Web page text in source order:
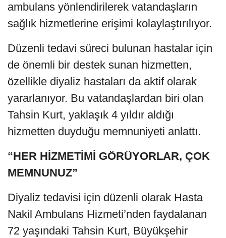
ambulans yönlendirilerek vatandaşların
sağlık hizmetlerine erişimi kolaylaştırılıyor.
Düzenli tedavi süreci bulunan hastalar için
de önemli bir destek sunan hizmetten,
özellikle diyaliz hastaları da aktif olarak
yararlanıyor. Bu vatandaşlardan biri olan
Tahsin Kurt, yaklaşık 4 yıldır aldığı
hizmetten duyduğu memnuniyeti anlattı.
“HER HİZMETİMİ GÖRÜYORLAR, ÇOK
MEMNUNUZ”
Diyaliz tedavisi için düzenli olarak Hasta
Nakil Ambulans Hizmeti’nden faydalanan
72 yaşındaki Tahsin Kurt, Büyükşehir